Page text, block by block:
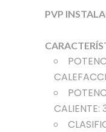
PVP
CALIENTE: